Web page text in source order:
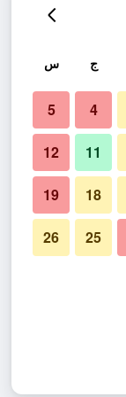
ج س
4
5
11
12
18
19
25
26